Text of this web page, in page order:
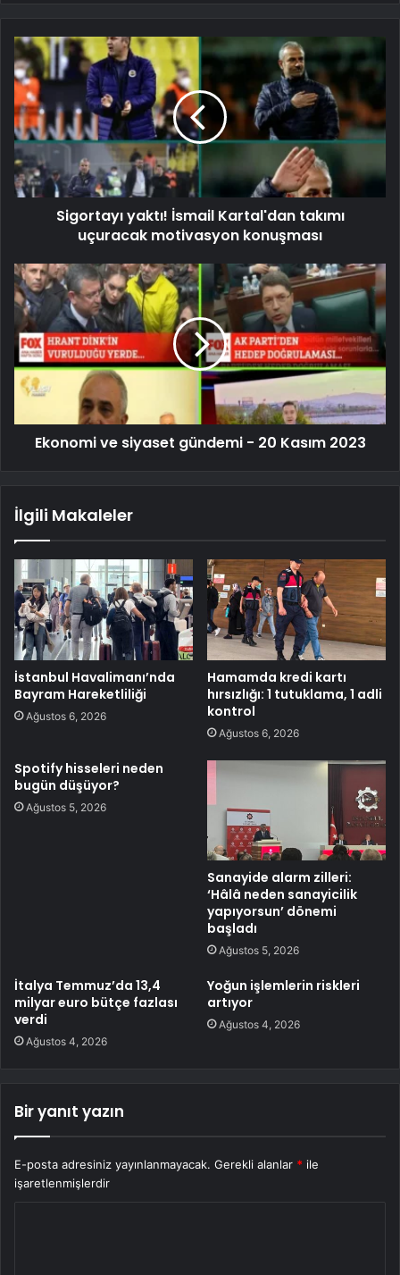
Sigortayı yaktı! İsmail Kartal'dan takımı
uçuracak motivasyon konuşması
Ekonomi ve siyaset gündemi - 20 Kasım 2023
İlgili Makaleler
İstanbul Havalimanı’nda
Bayram Hareketliliği
Ağustos 6, 2026
Hamamda kredi kartı
hırsızlığı: 1 tutuklama, 1 adli
kontrol
Ağustos 6, 2026
Spotify hisseleri neden
bugün düşüyor?
Ağustos 5, 2026
Sanayide alarm zilleri:
‘Hâlâ neden sanayicilik
yapıyorsun’ dönemi
başladı
Ağustos 5, 2026
İtalya Temmuz’da 13,4
milyar euro bütçe fazlası
verdi
Ağustos 4, 2026
Yoğun işlemlerin riskleri
artıyor
Ağustos 4, 2026
Bir yanıt yazın
E-posta adresiniz yayınlanmayacak. Gerekli alanlar * ile
işaretlenmişlerdir